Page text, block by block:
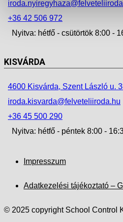
+36 42 506 972
Nyitva: hétfő - csütörtök 8:00 -
KISVÁRDA
4600 Kisvárda, Szent László u.
iroda.kisvarda@felveteliiroda.hu
+36 45 500 290
Nyitva: hétfő - péntek 8:00 -
Impresszum
Adatkezelési tájékoztató –
© 2025 copyright School Control